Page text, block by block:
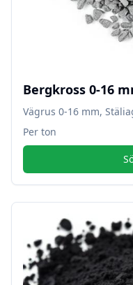
Bergkross 0-16
Vägrus 0-16 mm,
Per ton